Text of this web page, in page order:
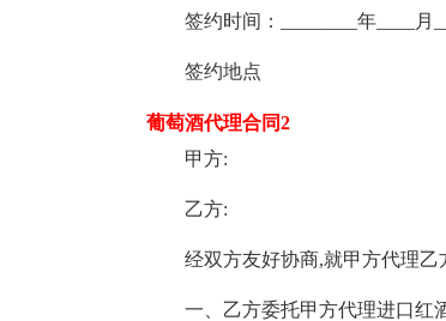
签约时间：________年____月
签约地点
葡萄酒代理合同2
甲方:
乙方:
经双方友好协商,就甲方代理乙
一、乙方委托甲方代理进口红酒